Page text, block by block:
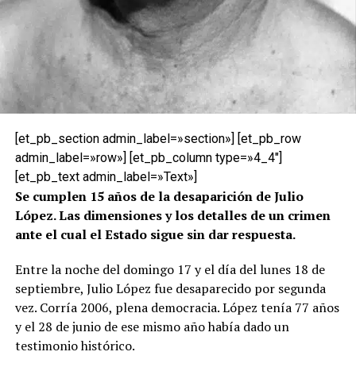
[et_pb_section admin_label=»section»] [et_pb_row
admin_label=»row»] [et_pb_column type=»4_4″]
[et_pb_text admin_label=»Text»]
Se cumplen 15 años de la desaparición de Julio
López. Las dimensiones y los detalles de un crimen
ante el cual el Estado sigue sin dar respuesta.
Entre la noche del domingo 17 y el día del lunes 18 de
septiembre, Julio López fue desaparecido por segunda
vez. Corría 2006, plena democracia. López tenía 77 años
y el 28 de junio de ese mismo año había dado un
testimonio histórico.